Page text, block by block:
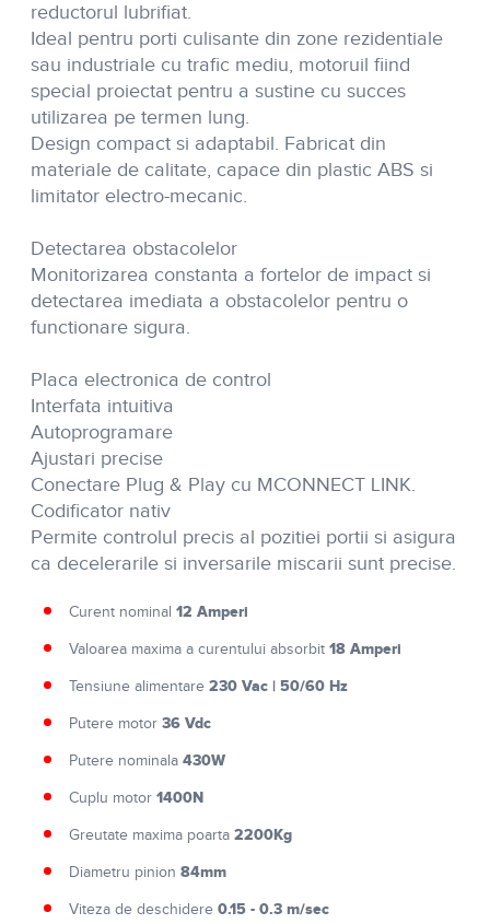
reductorul lubrifiat.
Ideal pentru porti culisante din zone rezidentiale
sau industriale cu trafic mediu, motoruil fiind
special proiectat pentru a sustine cu succes
utilizarea pe termen lung.
Design compact si adaptabil. Fabricat din
materiale de calitate, capace din plastic ABS si
limitator electro-mecanic.
Detectarea obstacolelor
Monitorizarea constanta a fortelor de impact si
detectarea imediata a obstacolelor pentru o
functionare sigura.
Placa electronica de control
Interfata intuitiva
Autoprogramare
Ajustari precise
Conectare Plug & Play cu MCONNECT LINK.
Codificator nativ
Permite controlul precis al pozitiei portii si asigura
ca decelerarile si inversarile miscarii sunt precise.
Curent nominal 12 Amperi
Valoarea maxima a curentului absorbit 18 Amperi
Tensiune alimentare 230 Vac | 50/60 Hz
Putere motor 36 Vdc
Putere nominala 430W
Cuplu motor 1400N
Greutate maxima poarta 2200Kg
Diametru pinion 84mm
Viteza de deschidere 0.15 - 0.3 m/sec